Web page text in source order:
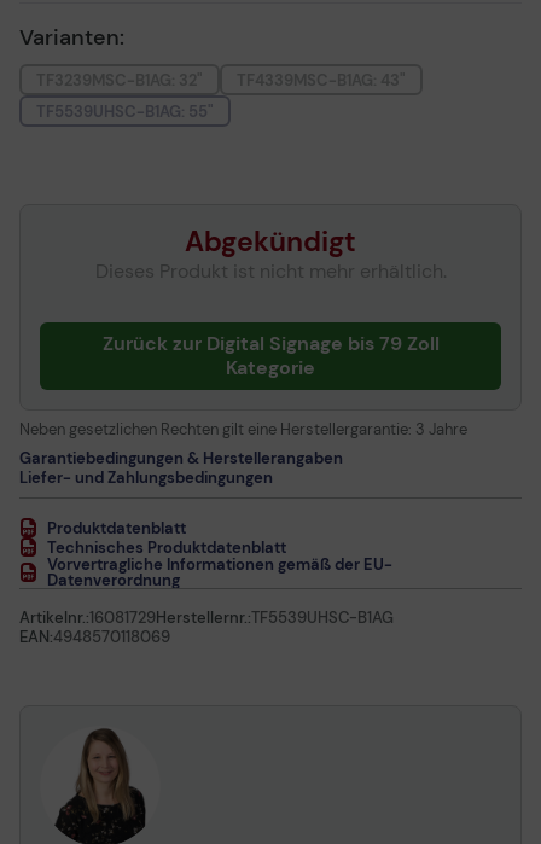
Varianten:
TF5539UHSC-B1AG: 55"
Abgekündigt
Dieses Produkt ist nicht mehr erhältlich.
Zurück zur Digital Signage bis 79 Zoll
Kategorie
Neben gesetzlichen Rechten gilt eine Herstellergarantie: 3 Jahre
Garantiebedingungen & Herstellerangaben
Liefer- und Zahlungsbedingungen
Produktdatenblatt
Technisches Produktdatenblatt
Vorvertragliche Informationen gemäß der EU-
Datenverordnung
Artikelnr.:16081729Herstellernr.:TF5539UHSC-B1AG
EAN:4948570118069